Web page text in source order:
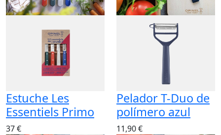
Estuche Les
Essentiels Primo
37 €
Pelador T-Duo de
polímero azul
11,90 €